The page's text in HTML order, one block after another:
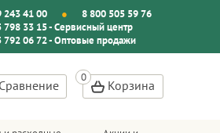
243 41 00
8 800 505 59 76
798 33 15 - Сервисный центр
792 06 72 - Оптовые продажи
Сравнение Корзина